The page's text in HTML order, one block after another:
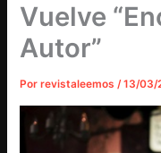
Vuelve
Autor”
Porrevistaleemos/13/03/